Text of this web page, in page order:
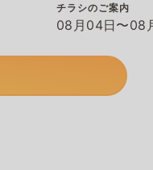
チラシのご案内
08月04日〜08